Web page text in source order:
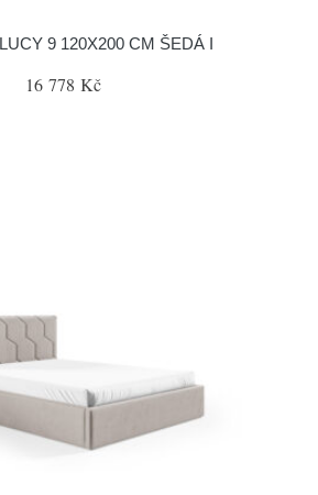
9 120X200 CM ŠEDÁ I
16 778 Kč